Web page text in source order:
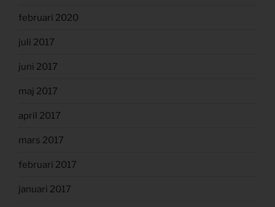
februari 2020
juli 2017
juni 2017
maj 2017
april 2017
mars 2017
februari 2017
januari 2017